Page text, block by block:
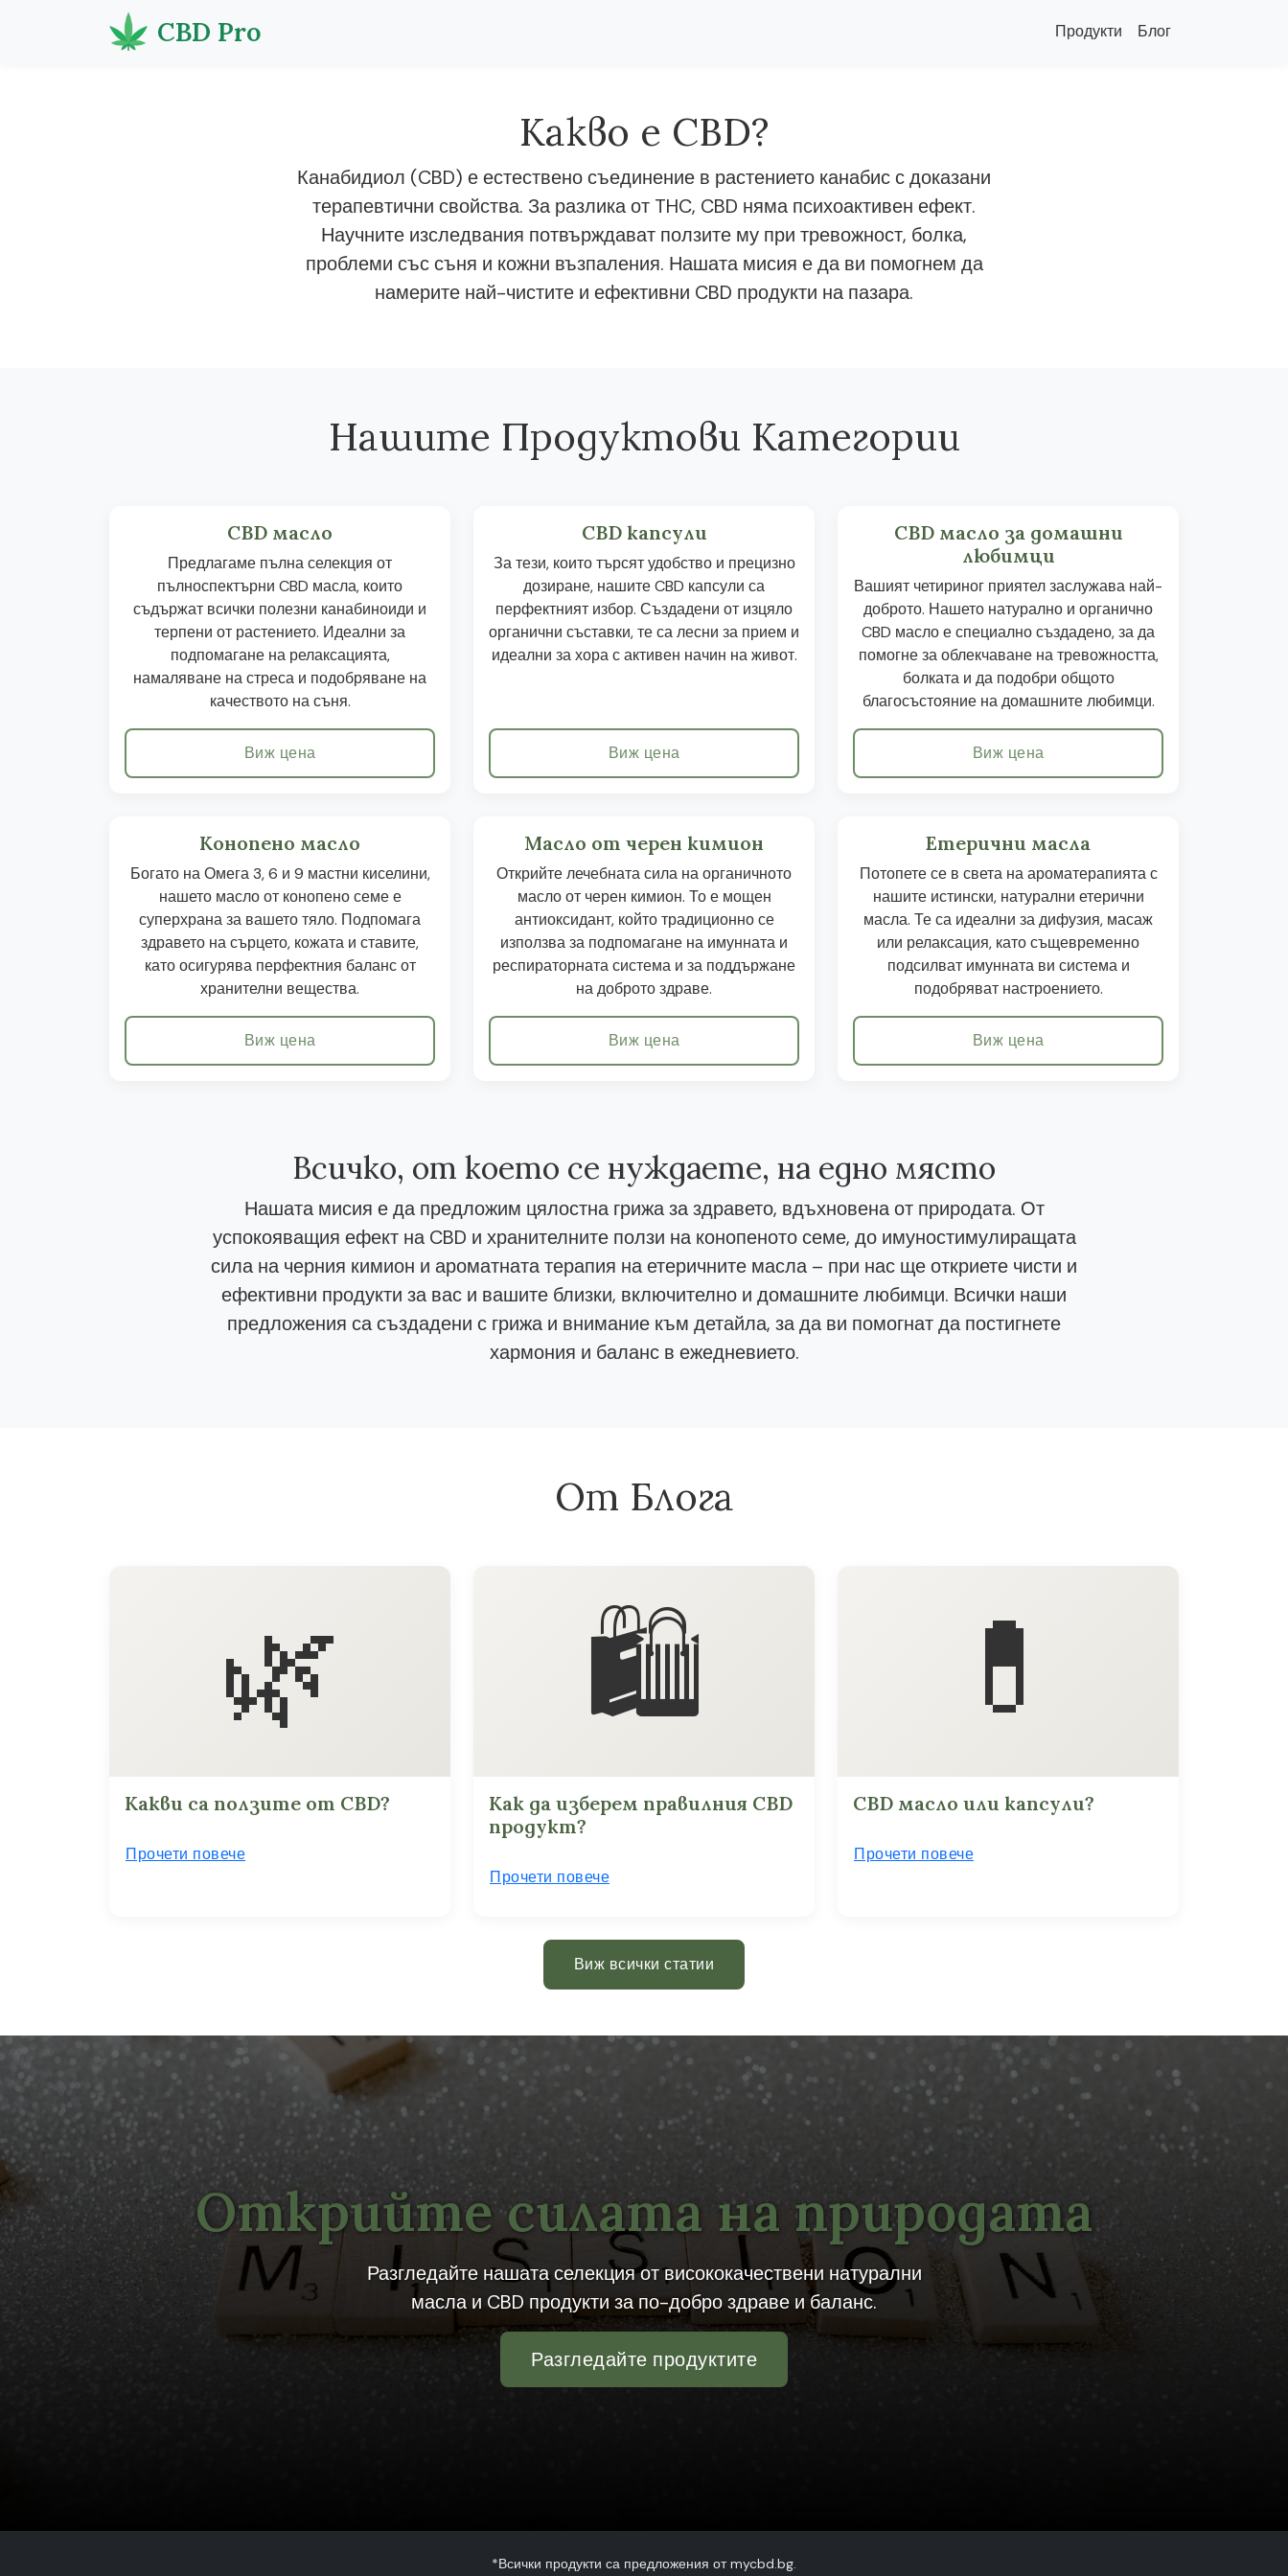
CBD Pro Продукти Блог
Какво е CBD?
Канабидиол (CBD) е естествено съединение в растението канабис с доказани
терапевтични свойства. За разлика от THC, CBD няма психоактивен ефект.
Научните изследвания потвърждават ползите му при тревожност, болка,
проблеми със съня и кожни възпаления. Нашата мисия е да ви помогнем да
намерите най-чистите и ефективни CBD продукти на пазара.
Нашите Продуктови Категории
CBD масло
Предлагаме пълна селекция от
пълноспектърни CBD масла, които
съдържат всички полезни канабиноиди и
терпени от растението. Идеални за
подпомагане на релаксацията,
намаляване на стреса и подобряване на
качеството на съня.
Виж цена
CBD капсули
За тези, които търсят удобство и прецизно
дозиране, нашите CBD капсули са
перфектният избор. Създадени от изцяло
органични съставки, те са лесни за прием и
идеални за хора с активен начин на живот.
Виж цена
CBD масло за домашни
любимци
Вашият четириног приятел заслужава най-
доброто. Нашето натурално и органично
CBD масло е специално създадено, за да
помогне за облекчаване на тревожността,
болката и да подобри общото
благосъстояние на домашните любимци.
Виж цена
Конопено масло
Богато на Омега 3, 6 и 9 мастни киселини,
нашето масло от конопено семе е
суперхрана за вашето тяло. Подпомага
здравето на сърцето, кожата и ставите,
като осигурява перфектния баланс от
хранителни вещества.
Виж цена
Масло от черен кимион
Открийте лечебната сила на органичното
масло от черен кимион. То е мощен
антиоксидант, който традиционно се
използва за подпомагане на имунната и
респираторната система и за поддържане
на доброто здраве.
Виж цена
Етерични масла
Потопете се в света на ароматерапията с
нашите истински, натурални етерични
масла. Те са идеални за дифузия, масаж
или релаксация, като същевременно
подсилват имунната ви система и
подобряват настроението.
Виж цена
Всичко, от което се нуждаете, на едно място
Нашата мисия е да предложим цялостна грижа за здравето, вдъхновена от природата. От
успокояващия ефект на CBD и хранителните ползи на конопеното семе, до имуностимулиращата
сила на черния кимион и ароматната терапия на етеричните масла – при нас ще откриете чисти и
ефективни продукти за вас и вашите близки, включително и домашните любимци. Всички наши
предложения са създадени с грижа и внимание към детайла, за да ви помогнат да постигнете
хармония и баланс в ежедневието.
От Блога
🌿
Какви са ползите от CBD?
Прочети повече
🛍️
Как да изберем правилния CBD
продукт?
Прочети повече
💊
CBD масло или капсули?
Прочети повече
Виж всички статии
Открийте силата на природата
Разгледайте нашата селекция от висококачествени натурални
масла и CBD продукти за по-добро здраве и баланс.
Разгледайте продуктите
*Всички продукти са предложения от mycbd.bg.